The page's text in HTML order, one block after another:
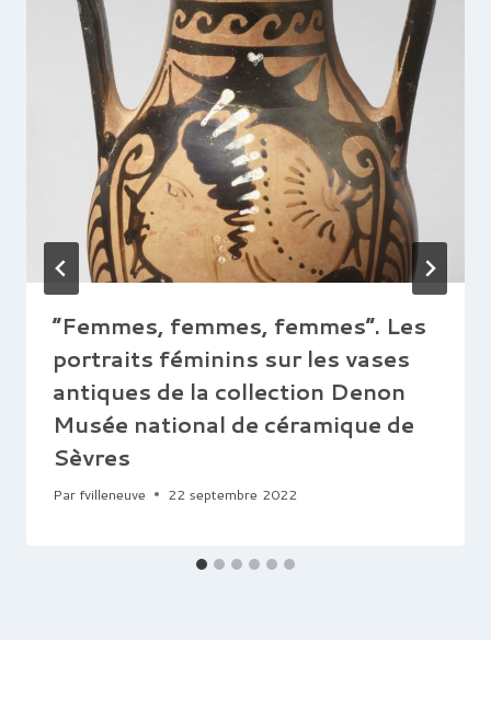
“Femmes, femmes, femmes”. Les
portraits féminins sur les vases
antiques de la collection Denon
Musée national de céramique de
Sèvres
Par fvilleneuve 22 septembre 2022